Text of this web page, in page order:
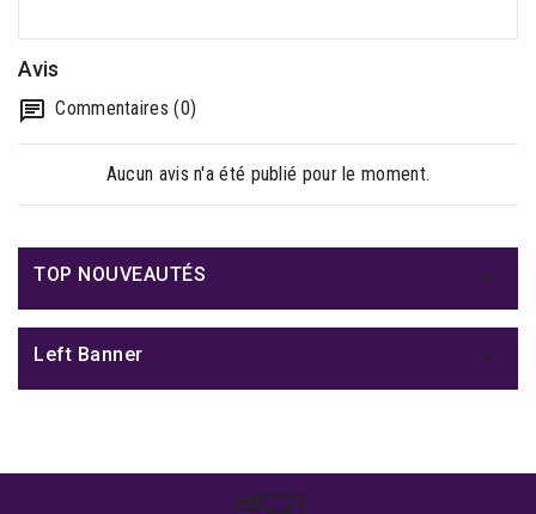
Avis
Commentaires (0)
Aucun avis n'a été publié pour le moment.
TOP NOUVEAUTÉS 
Left Banner 